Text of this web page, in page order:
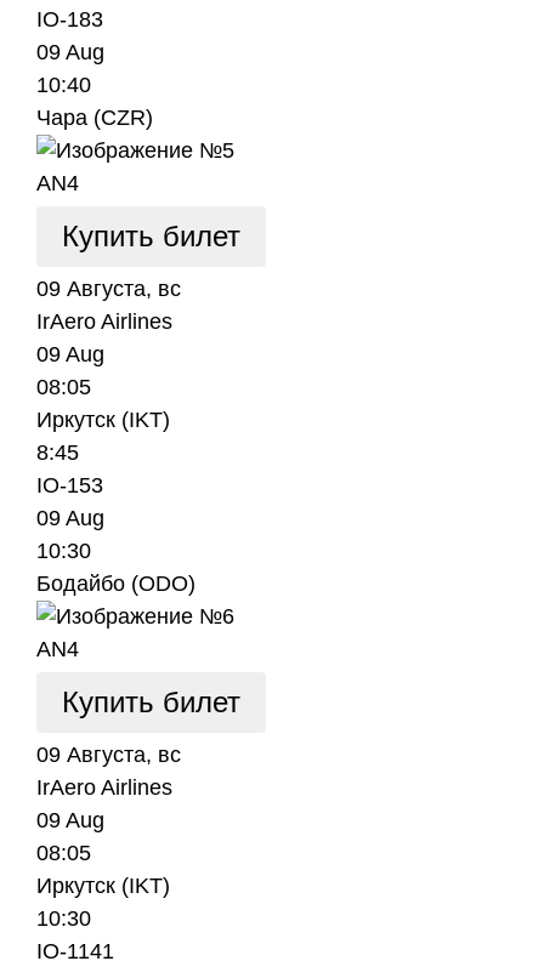
IO-183
09 Aug
10:40
Чара (CZR)
AN4
Купить билет
09 Августа, вс
IrAero Airlines
09 Aug
08:05
Иркутск (IKT)
8:45
IO-153
09 Aug
10:30
Бодайбо (ODO)
AN4
Купить билет
09 Августа, вс
IrAero Airlines
09 Aug
08:05
Иркутск (IKT)
10:30
IO-1141